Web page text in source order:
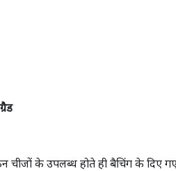
चीजों के उपलब्ध होते ही बैचिंग के दिए